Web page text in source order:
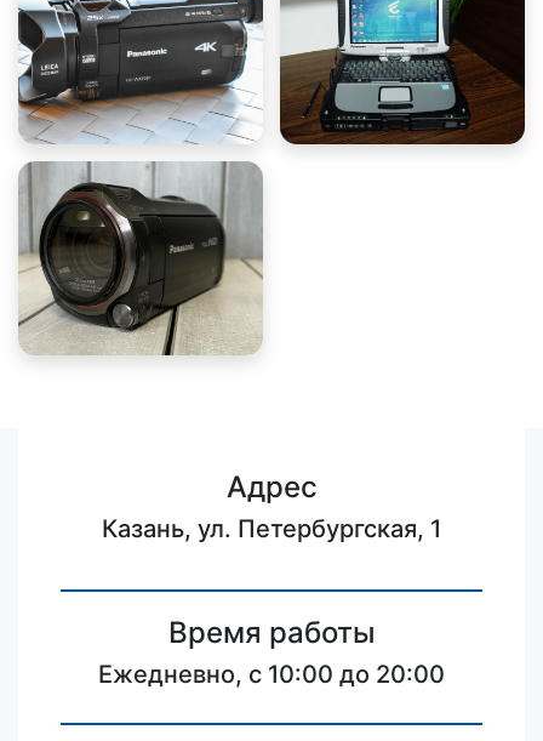
Адрес
Казань, ул. Петербургская, 1
Время работы
Ежедневно, с 10:00 до 20:00